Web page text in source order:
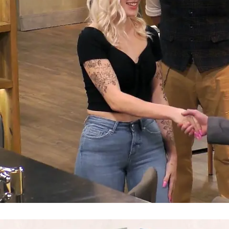
Blind Date